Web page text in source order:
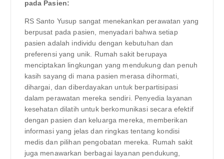
pada Pasien:
RS Santo Yusup sangat menekankan perawatan yang
berpusat pada pasien, menyadari bahwa setiap
pasien adalah individu dengan kebutuhan dan
preferensi yang unik. Rumah sakit berupaya
menciptakan lingkungan yang mendukung dan penuh
kasih sayang di mana pasien merasa dihormati,
dihargai, dan diberdayakan untuk berpartisipasi
dalam perawatan mereka sendiri. Penyedia layanan
kesehatan dilatih untuk berkomunikasi secara efektif
dengan pasien dan keluarga mereka, memberikan
informasi yang jelas dan ringkas tentang kondisi
medis dan pilihan pengobatan mereka. Rumah sakit
juga menawarkan berbagai layanan pendukung,